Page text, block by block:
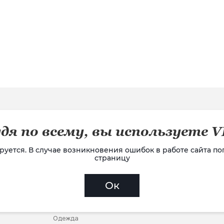
ИНТЕРНЕТ-МАГАЗИН
Распродажа
Одежда
сайте. Продолжая просматривать наш веб-сайт, вы
по всему, вы используете
В случае возникновения ошибок в работе сайта
страницу
Ок